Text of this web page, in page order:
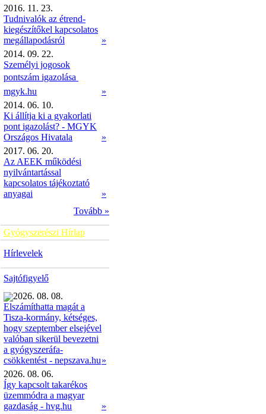
2016. 11. 23.
Tudnivalók az étrend-
kiegészítőkel kapcsolatos
megállapodásról
»
2014. 09. 22.
Személyi jogosok
pontszám igazolása 
mgyk.hu
»
2014. 06. 10.
Ki állítja ki a gyakorlati
pont igazolást? - MGYK
Országos Hivatala
»
2017. 06. 20.
Az AEEK működési
nyilvántartással
kapcsolatos tájékoztató
anyagai
»
Tovább »
Gyógyszerészi Hírlap
Hírlevelek
Sajtófigyelő
2026. 08. 08.
Elszámíthatta magát a
Tisza-kormány, kétséges,
hogy szeptember elsejével
valóban sikerül bevezetni
a gyógyszeráfa-
csökkentést - nepszava.hu»
2026. 08. 06.
Így kapcsolt takarékos
üzemmódra a magyar
gazdaság - hvg.hu
»